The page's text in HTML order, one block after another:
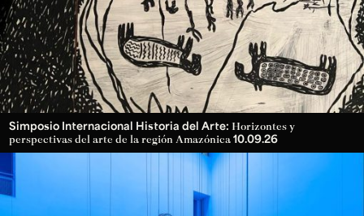
Simposio Internacional Historia del Arte: Horizontes y
perspectivas del arte de la región Amazónica 10.09.26